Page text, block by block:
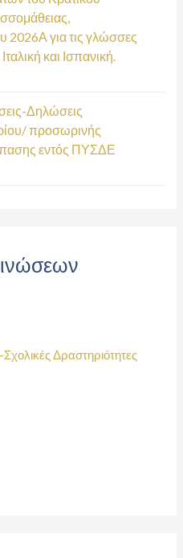
2026Α για τις γλώσσες
και Ισπανική.
Δηλώσεις
προσωρινής
εντός ΠΥΣΔΕ
Δραστηριότητες